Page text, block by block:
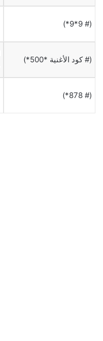
(# 9*9*)
(# كود الأغنية *500*)
(# 878*)